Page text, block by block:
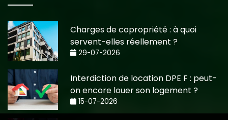
Charges de copropriété : à quoi
servent-elles réellement ?
29-07-2026
Interdiction de location DPE F : peut-
on encore louer son logement ?
15-07-2026